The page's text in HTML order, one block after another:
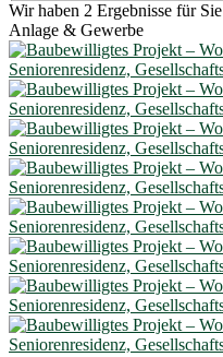
Wir haben 2 Ergebnisse für Sie
Anlage & Gewerbe